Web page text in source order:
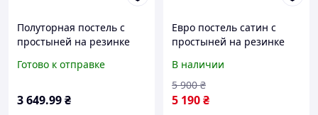
Полуторная постель с
простыней на резинке
160х220 см
Готово к отправке
3 649.99₴
Евро постель сатин с
простыней на резинке
200х220 см
В наличии
5 190₴
5 900 ₴